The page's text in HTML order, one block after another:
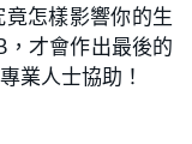
竟怎樣影響你的生
，才會作出最後的
業人士協助！